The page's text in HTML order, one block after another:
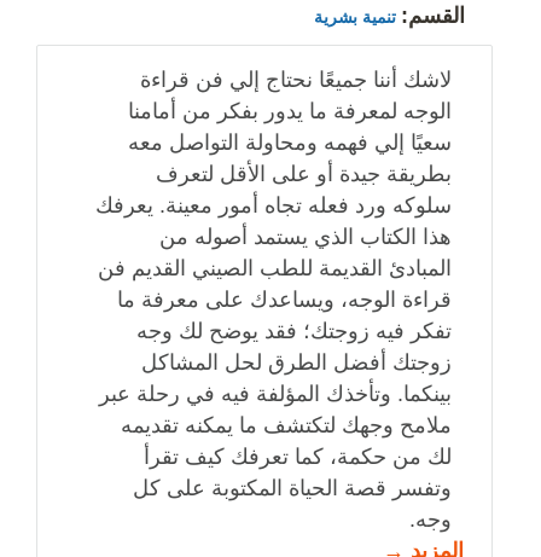
القسم: تنمية بشرية
لاشك أننا جميعًا نحتاج إلي فن قراءة
الوجه لمعرفة ما يدور بفكر من أمامنا
سعيًا إلي فهمه ومحاولة التواصل معه
بطريقة جيدة أو على الأقل لتعرف
سلوكه ورد فعله تجاه أمور معينة. يعرفك
هذا الكتاب الذي يستمد أصوله من
المبادئ القديمة للطب الصيني القديم فن
قراءة الوجه، ويساعدك على معرفة ما
تفكر فيه زوجتك؛ فقد يوضح لك وجه
زوجتك أفضل الطرق لحل المشاكل
بينكما. وتأخذك المؤلفة فيه في رحلة عبر
ملامح وجهك لتكتشف ما يمكنه تقديمه
لك من حكمة، كما تعرفك كيف تقرأ
وتفسر قصة الحياة المكتوبة على كل
وجه.
المزيد →